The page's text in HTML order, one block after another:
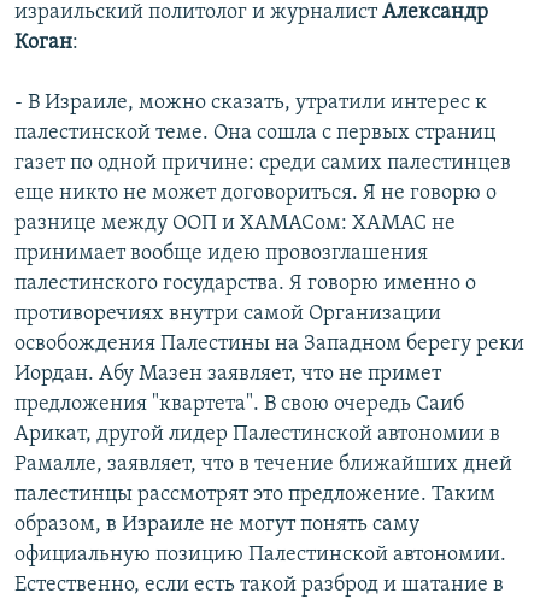
израильский политолог и журналистАлександр
Коган:
- В Израиле, можно сказать, утратили интерес к
палестинской теме. Она сошла с первых страниц
газет по одной причине: среди самих палестинцев
еще никто не может договориться. Я не говорю о
разнице между ООП и ХАМАСом: ХАМАС не
принимает вообще идею провозглашения
палестинского государства. Я говорю именно о
противоречиях внутри самой Организации
освобождения Палестины на Западном берегу реки
Иордан. Абу Мазен заявляет, что не примет
предложения "квартета". В свою очередь Саиб
Арикат, другой лидер Палестинской автономии в
Рамалле, заявляет, что в течение ближайших дней
палестинцы рассмотрят это предложение. Таким
образом, в Израиле не могут понять саму
официальную позицию Палестинской автономии.
Естественно, если есть такой разброд и шатание в